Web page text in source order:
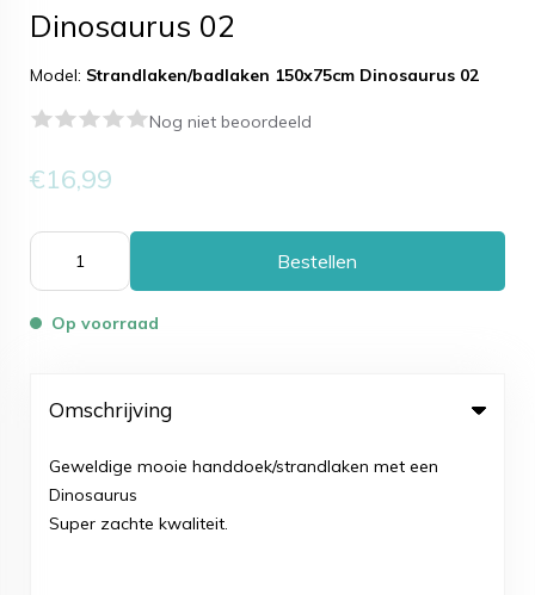
Dinosaurus 02
Model: Strandlaken/badlaken 150x75cm Dinosaurus 02
Nog niet beoordeeld
€16,99
Bestellen
Op voorraad
Omschrijving
Geweldige mooie handdoek/strandlaken met een
Dinosaurus
Super zachte kwaliteit.